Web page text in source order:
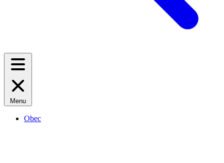
Menu
Obec